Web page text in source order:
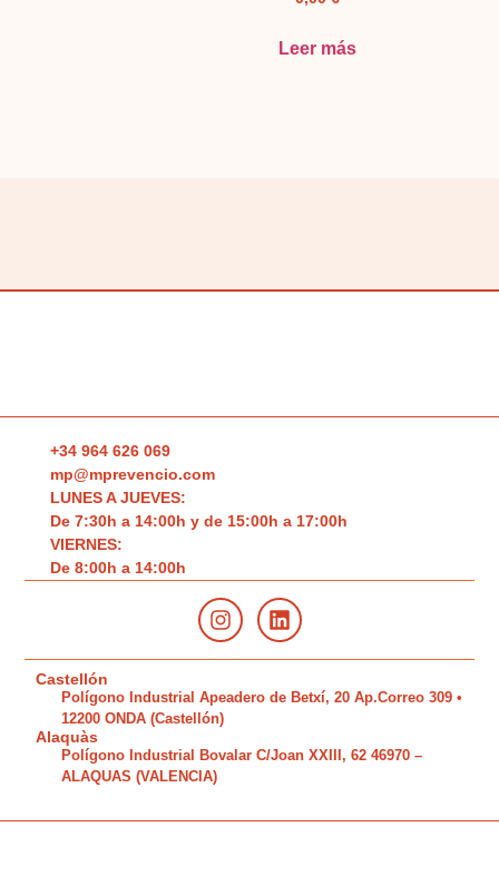
Leer más
+34 964 626 069
mp@mprevencio.com
LUNES A JUEVES:
De 7:30h a 14:00h y de 15:00h a 17:00h
VIERNES:
De 8:00h a 14:00h
Castellón
Polígono Industrial Apeadero de Betxí, 20 Ap.Correo 309 •
12200 ONDA (Castellón)
Alaquàs
Polígono Industrial Bovalar C/Joan XXIII, 62 46970 –
ALAQUAS (VALENCIA)